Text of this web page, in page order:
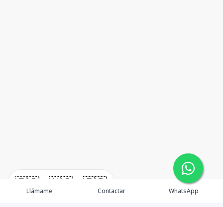
🇪🇸 🇺🇸 🇫🇷
Llámame Contactar WhatsApp